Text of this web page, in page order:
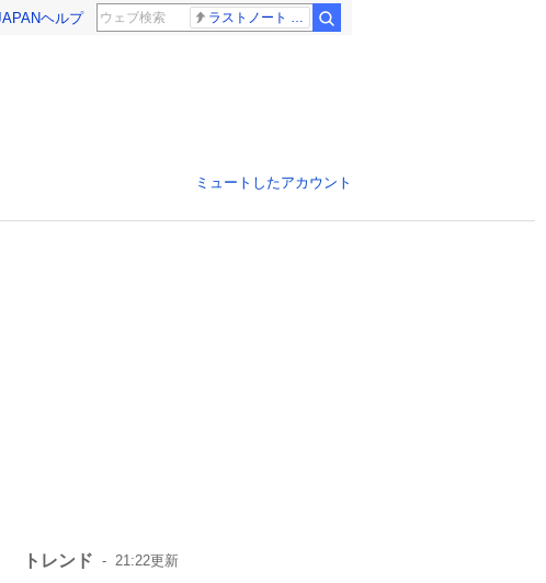
ヘルプ ラストノート 内田有紀
ミュートしたアカウント
トレンド 21:22更新